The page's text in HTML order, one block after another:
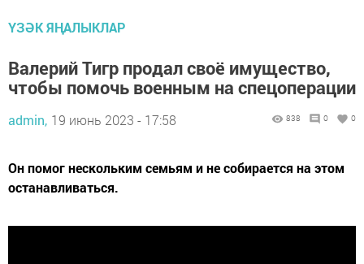
ҮЗӘК ЯҢАЛЫКЛАР
Валерий Тигр продал своё имущество,
чтобы помочь военным на спецоперации
admin, 19 июнь 2023 - 17:58 838 0 0
Он помог нескольким семьям и не собирается на этом
останавливаться.